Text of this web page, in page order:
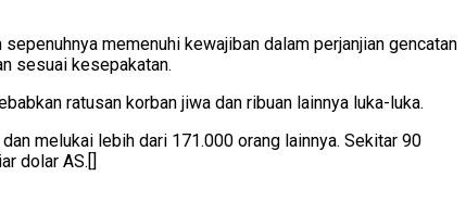
memenuhi kewajiban dalam perjanjian gencatan
sesuai kesepakatan.
ratusan korban jiwa dan ribuan lainnya luka-luka.
melukai lebih dari 171.000 orang lainnya. Sekitar 90
dolar AS.[]